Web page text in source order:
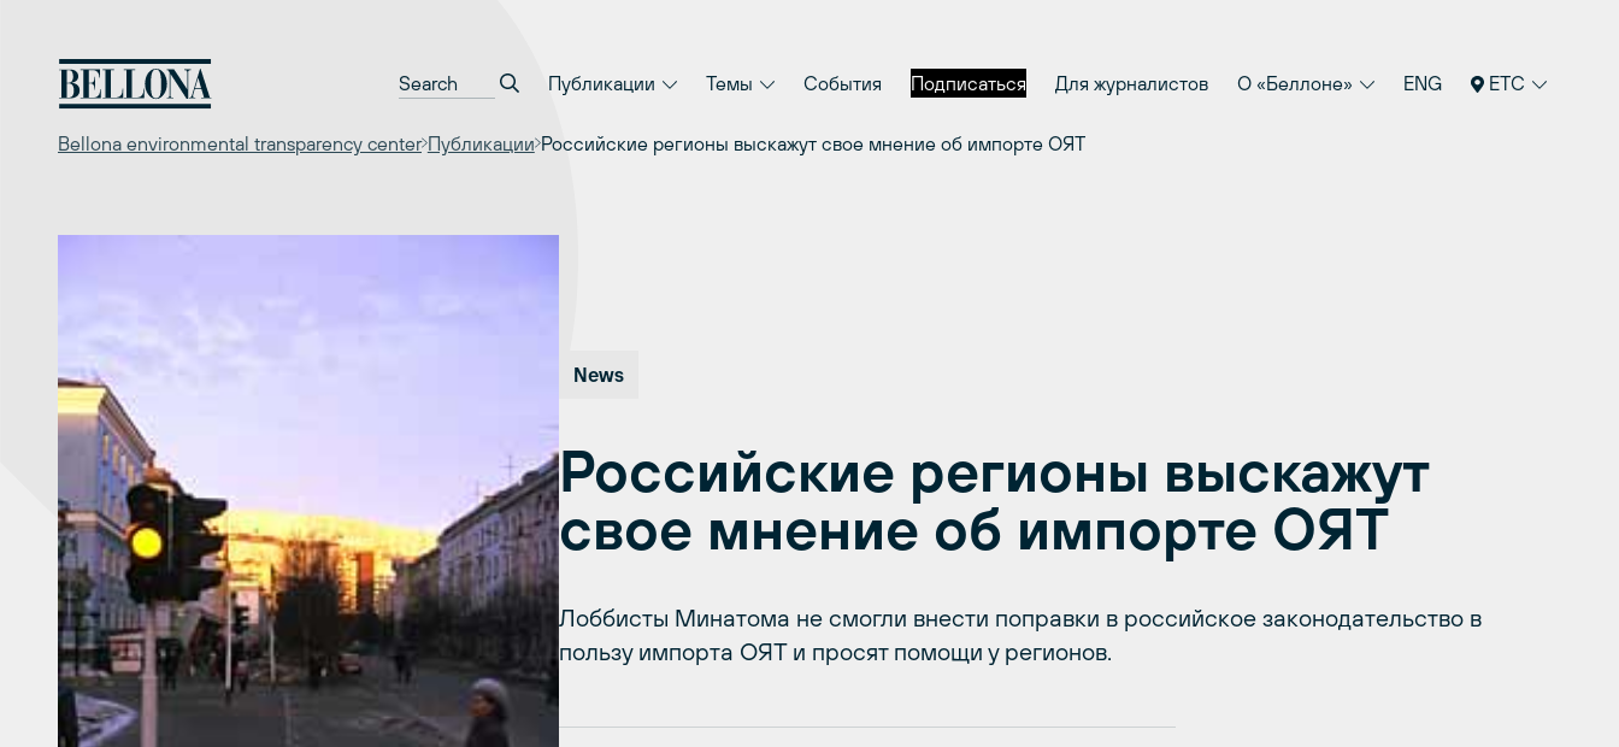
содержимому
Публикации Темы События Подписаться Для журналистов О «Беллоне» ENG ETC
Bellona environmental transparency center Публикации Российские регионы выскажут свое мнение об импорте ОЯТ
News
Российские регионы выскажут
свое мнение об импорте ОЯТ
Лоббисты Минатома не смогли внести поправки в российское законодательство в
пользу импорта ОЯТ и просят помощи у регионов.